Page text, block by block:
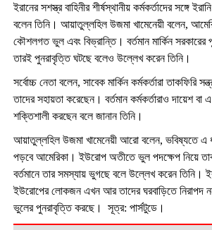
ইরানের সশস্ত্র বাহিনীর শীর্ষস্থানীয় কর্মকর্তাদের সঙ্গে
বলেন তিনি। আয়াতুল্লহিল উজমা খামেনেয়ী বলেন,
কৌশলগত ভুল এবং বিভ্রান্তি। বর্তমান মার্কিন সরকারের
তারই পুনরাবৃত্তি ঘটছে বলেও উল্লেখ করেন তিনি।
সর্বোচ্চ নেতা বলেন, সাবেক মার্কিন কর্মকর্তারা তাকফিরি
তাদের সহায়তা করেছেন। বর্তমান কর্মকর্তারাও দায়েশ
শক্তিশালী করছেন বলে জানান তিনি।
আয়াতুল্লহিল উজমা খামেনেয়ী আরো বলেন, ভবিষ্যতে এ
পড়বে আমেরিকা। ইউরোপ অতীতে ভুল পদক্ষেপ নিয়ে
বর্তমানে তার সমস্যায় ভুগছে বলে উল্লেখ করেন তিনি।
ইউরোপের লোকজন এখন আর তাদের ঘরবাড়িতে নিরাপদ
ভুলের পুনরাবৃত্তি করছে। সূত্র: পার্সটুডে।